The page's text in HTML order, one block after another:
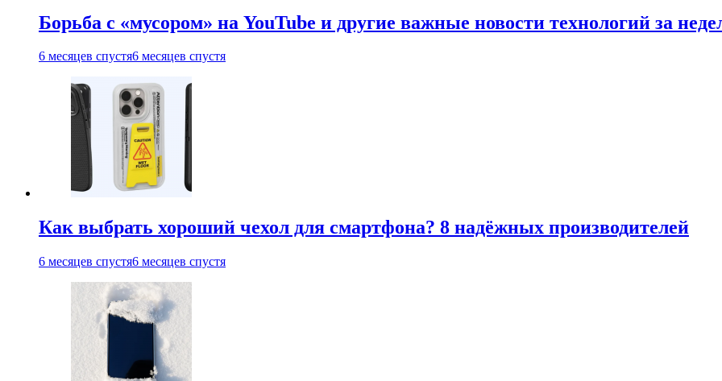
Борьба с «мусором» на YouTube и другие важные новости технологий за
6 месяцев спустя6 месяцев спустя
Как выбрать хороший чехол для смартфона? 8 надёжных производителей
6 месяцев спустя6 месяцев спустя